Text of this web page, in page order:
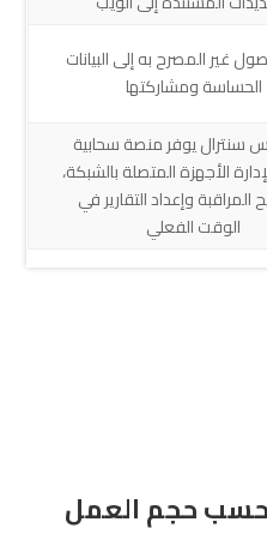
غير المصرح به إلى البيانات
الحساسة ومشاركتها
يوفر منصة سحابية
الأجهزة المتصلة بالشبكة،
المراقبة وإعداد التقارير في
الوقت الفعلي
حجم العمل